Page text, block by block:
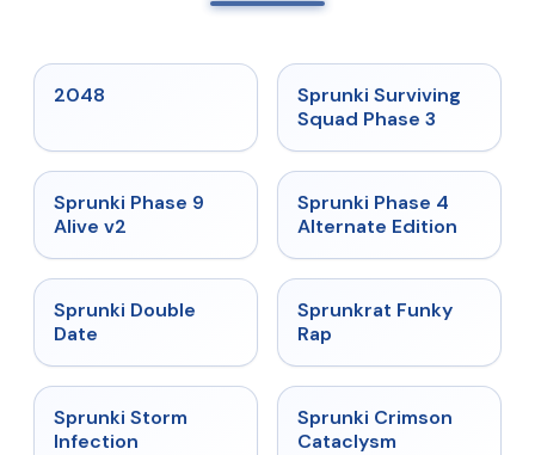
2048 ★ 4.7
Sprunki Surviving
Squad Phase 3
★
Sprunki Phase 9
Alive v2
★
Sprunki Phase 4
Alternate Edition
★
Sprunki Double
Date
★ 4.7
Sprunkrat Funky
Rap
★
Sprunki Storm
Infection
★ 4.7
Sprunki Crimson
Cataclysm